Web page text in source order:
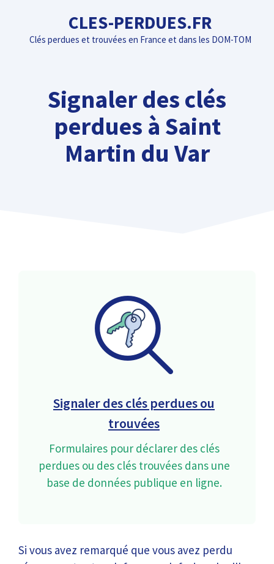
contenu
CLES-PERDUES.FR
Clés perdues et trouvées en France et dans les DOM-TOM
Signaler des clés
perdues à Saint
Martin du Var
Signaler des clés perdues ou
trouvées
Formulaires pour déclarer des clés
perdues ou des clés trouvées dans une
base de données publique en ligne.
Si vous avez remarqué que vous avez perdu